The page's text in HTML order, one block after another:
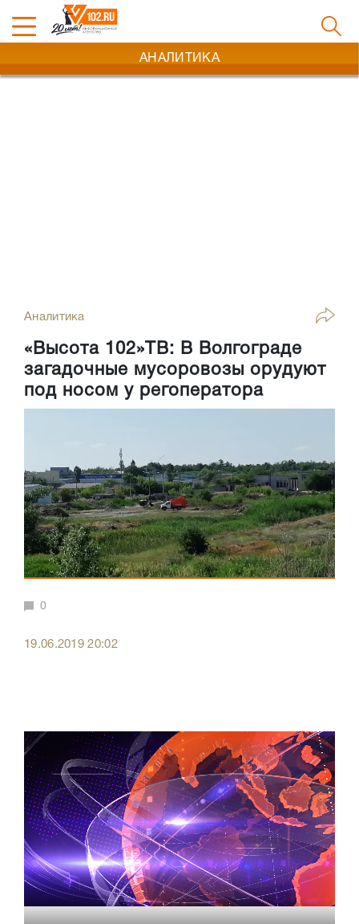
АНАЛИТИКА
Аналитика
«Высота 102»ТВ: В Волгограде
загадочные мусоровозы орудуют
под носом у регоператора
0
19.06.2019 20:02